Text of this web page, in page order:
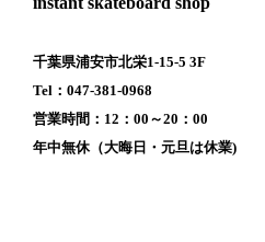
千葉県浦安市北栄1-15-5 3F
Tel：047-381-0968
営業時間：12：00～20：00
年中無休（大晦日・元旦は休業)